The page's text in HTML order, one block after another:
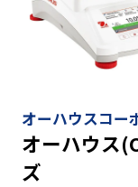
オーハウスコー
オーハウス(OHAUS)
ズ